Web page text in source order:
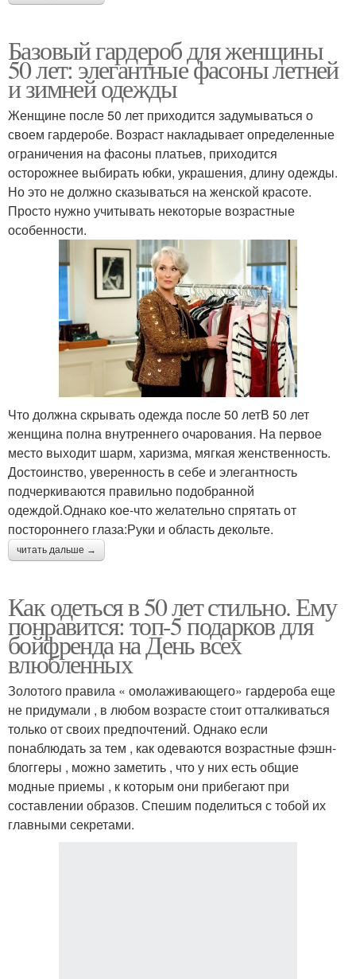
Базовый гардероб для женщины
50 лет: элегантные фасоны летней
и зимней одежды
Женщине после 50 лет приходится задумываться о
своем гардеробе. Возраст накладывает определенные
ограничения на фасоны платьев, приходится
осторожнее выбирать юбки, украшения, длину одежды.
Но это не должно сказываться на женской красоте.
Просто нужно учитывать некоторые возрастные
особенности.
Что должна скрывать одежда после 50 летВ 50 лет
женщина полна внутреннего очарования. На первое
место выходит шарм, харизма, мягкая женственность.
Достоинство, уверенность в себе и элегантность
подчеркиваются правильно подобранной
одеждой.Однако кое-что желательно спрятать от
постороннего глаза:Руки и область декольте.
читать дальше →
Как одеться в 50 лет стильно. Ему
понравится: топ-5 подарков для
бойфренда на День всех
влюбленных
Золотого правила « омолаживающего» гардероба еще
не придумали , в любом возрасте стоит отталкиваться
только от своих предпочтений. Однако если
понаблюдать за тем , как одеваются возрастные фэшн-
блоггеры , можно заметить , что у них есть общие
модные приемы , к которым они прибегают при
составлении образов. Спешим поделиться с тобой их
главными секретами.